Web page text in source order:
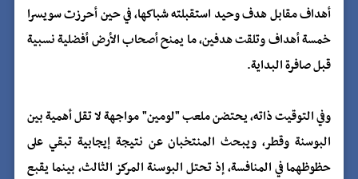
أهداف مقابل هدف وحيد استقبلته شباكها، في حين أحرزت سويسرا
خمسة أهداف وتلقت هدفين، ما يمنح أصحاب الأرض أفضلية نسبية
قبل صافرة البداية.
وفي التوقيت ذاته، يحتضن ملعب "لومين" مواجهة لا تقل أهمية بين
البوسنة وقطر، ويبحث المنتخبان عن نتيجة إيجابية تبقي على
حظوظهما في المنافسة، إذ تحتل البوسنة المركز الثالث، بينما يقبع